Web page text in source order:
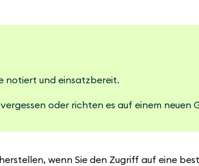
notiert und einsatzbereit.
oder richten es auf einem neuen
wenn Sie den Zugriff auf eine